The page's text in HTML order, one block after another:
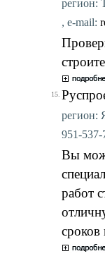
регион:
, e-mail:
15.
регион:
951-
Вы
работ
сроков